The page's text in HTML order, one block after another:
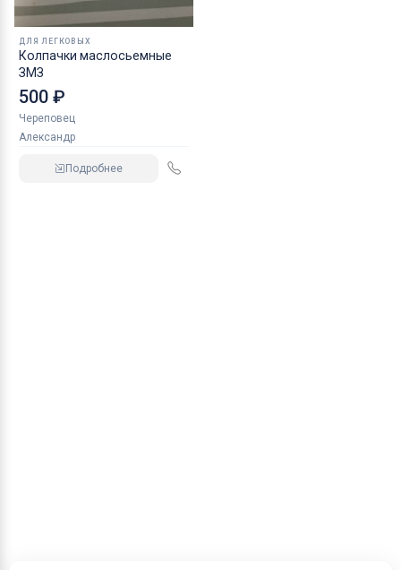
ДЛЯ ЛЕГКОВЫХ
Колпачки маслосьемные
ЗМЗ
500 ₽
Череповец
Александр
Подробнее